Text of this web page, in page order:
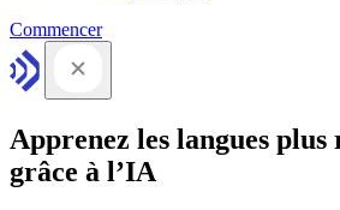
Commencer
Apprenez les langues
grâce à l’IA